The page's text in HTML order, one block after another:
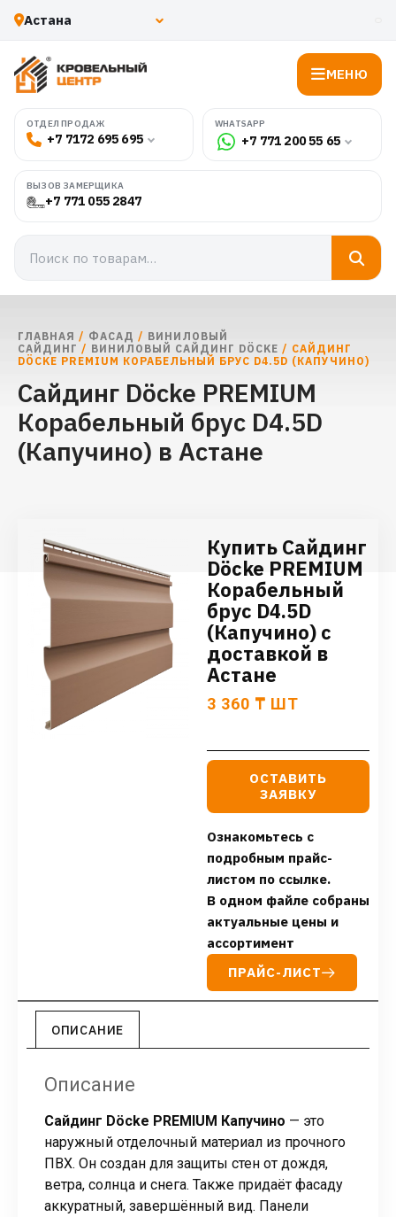
МЕНЮ
ОТДЕЛ ПРОДАЖ
+7 7172 695 695
WHATSAPP
+7 771 200 55 65
ВЫЗОВ ЗАМЕРЩИКА
+7 771 055 2847
ГЛАВНАЯ / ФАСАД / ВИНИЛОВЫЙ
САЙДИНГ / ВИНИЛОВЫЙ САЙДИНГ DÖCKE / САЙДИНГ
DÖCKE PREMIUM КОРАБЕЛЬНЫЙ БРУС D4.5D (КАПУЧИНО)
Сайдинг Döcke PREMIUM
Корабельный брус D4.5D
(Капучино) в Астане
Купить Сайдинг
Döcke PREMIUM
Корабельный
брус D4.5D
(Капучино) с
доставкой в
Астане
3 360 ₸ ШТ
ОСТАВИТЬ
ЗАЯВКУ
Ознакомьтесь с
подробным прайс-
листом по ссылке.
В одном файле собраны
актуальные цены и
ассортимент
ПРАЙС-ЛИСТ
ОПИСАНИЕ
Описание
Сайдинг Döcke PREMIUM Капучино — это
наружный отделочный материал из прочного
ПВХ. Он создан для защиты стен от дождя,
ветра, солнца и снега. Также придаёт фасаду
аккуратный, завершённый вид. Панели